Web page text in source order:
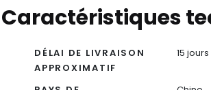
Caractéristiques
DÉLAI DE LIVRAISON
APPROXIMATIF
15 jours